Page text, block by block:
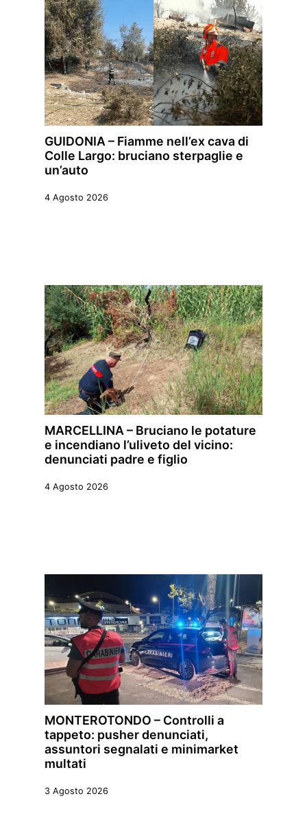
GUIDONIA – Fiamme nell’ex cava di
Colle Largo: bruciano sterpaglie e
un’auto
4 Agosto 2026
MARCELLINA – Bruciano le potature
e incendiano l’uliveto del vicino:
denunciati padre e figlio
4 Agosto 2026
MONTEROTONDO – Controlli a
tappeto: pusher denunciati,
assuntori segnalati e minimarket
multati
3 Agosto 2026